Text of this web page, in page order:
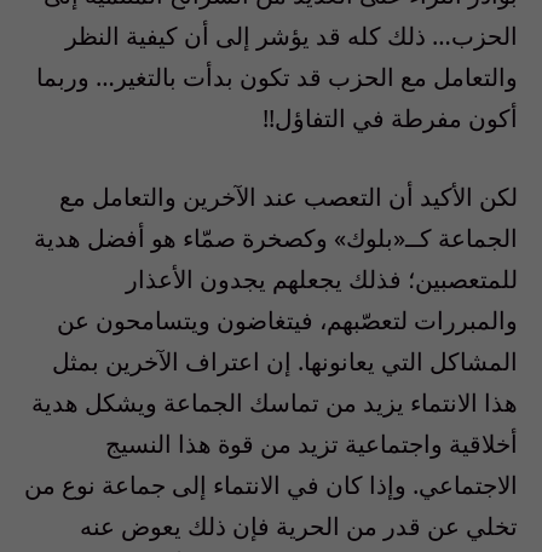
الحزب… ذلك كله قد يؤشر إلى أن كيفية النظر
والتعامل مع الحزب قد تكون بدأت بالتغير… وربما
أكون مفرطة في التفاؤل!!
لكن الأكيد أن التعصب عند الآخرين والتعامل مع
الجماعة كــ«بلوك» وكصخرة صمّاء هو أفضل هدية
للمتعصبين؛ فذلك يجعلهم يجدون الأعذار
والمبررات لتعصّبهم، فيتغاضون ويتسامحون عن
المشاكل التي يعانونها. إن اعتراف الآخرين بمثل
هذا الانتماء يزيد من تماسك الجماعة ويشكل هدية
أخلاقية واجتماعية تزيد من قوة هذا النسيج
الاجتماعي. وإذا كان في الانتماء إلى جماعة نوع من
تخلي عن قدر من الحرية فإن ذلك يعوض عنه